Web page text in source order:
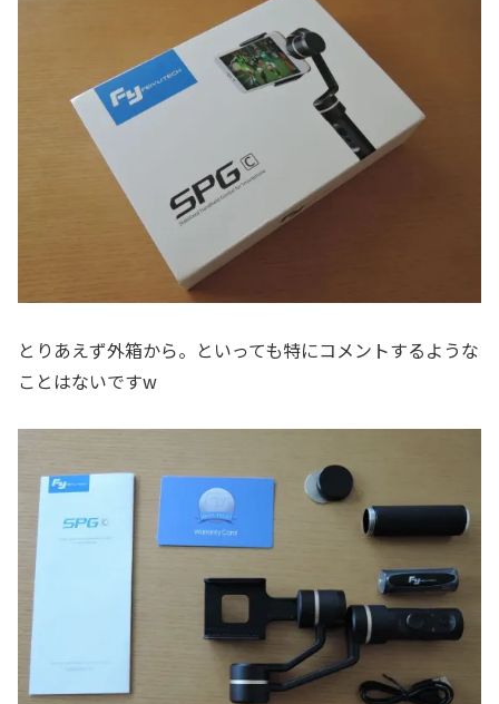
とりあえず外箱から。といっても特にコメントするような
ことはないですw